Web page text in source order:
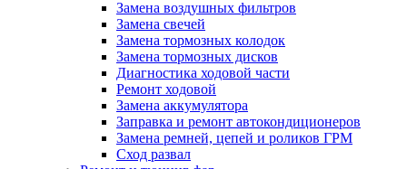
Замена воздушных фильтров
Замена свечей
Замена тормозных колодок
Замена тормозных дисков
Диагностика ходовой части
Ремонт ходовой
Замена аккумулятора
Заправка и ремонт автокондиционеров
Замена ремней, цепей и роликов ГРМ
Сход развал